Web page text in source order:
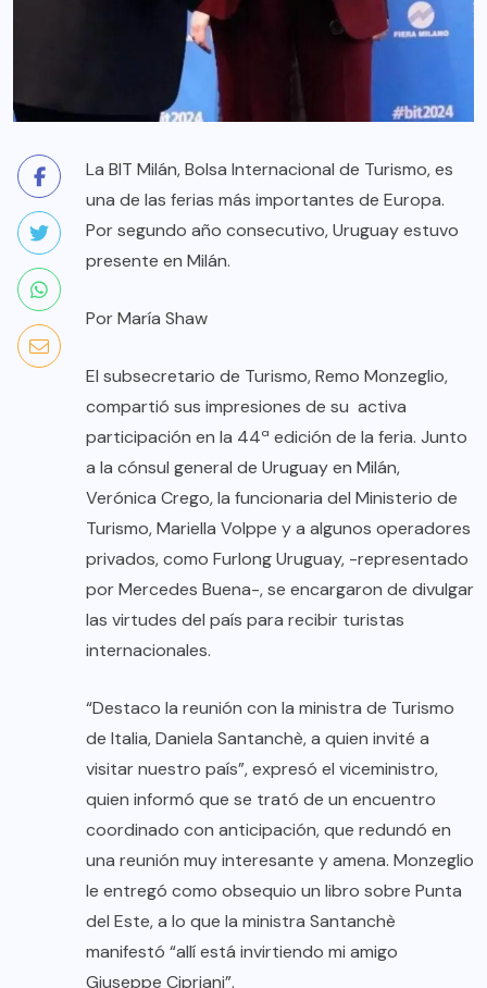
La BIT Milán, Bolsa Internacional de Turismo, es
una de las ferias más importantes de Europa.
Por segundo año consecutivo, Uruguay estuvo
presente en Milán.
Por María Shaw
El subsecretario de Turismo, Remo Monzeglio,
compartió sus impresiones de su activa
participación en la 44ª edición de la feria. Junto
a la cónsul general de Uruguay en Milán,
Verónica Crego, la funcionaria del Ministerio de
Turismo, Mariella Volppe y a algunos operadores
privados, como Furlong Uruguay, -representado
por Mercedes Buena-, se encargaron de divulgar
las virtudes del país para recibir turistas
internacionales.
“Destaco la reunión con la ministra de Turismo
de Italia, Daniela Santanchè, a quien invité a
visitar nuestro país”, expresó el viceministro,
quien informó que se trató de un encuentro
coordinado con anticipación, que redundó en
una reunión muy interesante y amena. Monzeglio
le entregó como obsequio un libro sobre Punta
del Este, a lo que la ministra Santanchè
manifestó “allí está invirtiendo mi amigo
Giuseppe Cipriani”.